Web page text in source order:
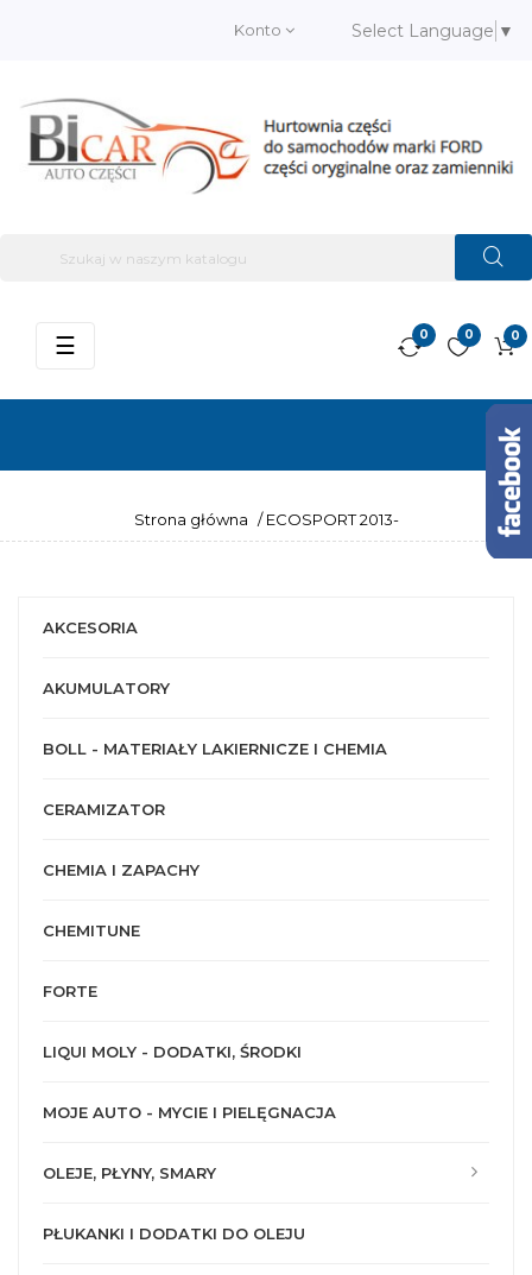
Konto Select Language ▼
0
0
0
Przełącz
☰
Strona główna / ECOSPORT 2013-
AKCESORIA
AKUMULATORY
BOLL - MATERIAŁY LAKIERNICZE I CHEMIA
CERAMIZATOR
CHEMIA I ZAPACHY
CHEMITUNE
FORTE
LIQUI MOLY - DODATKI, ŚRODKI
MOJE AUTO - MYCIE I PIELĘGNACJA
OLEJE, PŁYNY, SMARY
PŁUKANKI I DODATKI DO OLEJU